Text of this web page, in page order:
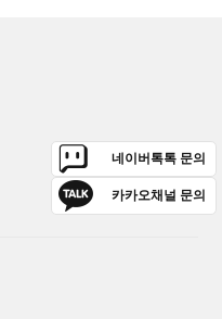
네이버톡톡 문의
카카오채널 문의